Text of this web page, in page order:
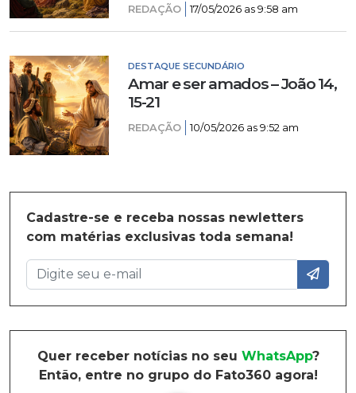
REDAÇÃO 17/05/2026 as 9:58 am
DESTAQUE SECUNDÁRIO
Amar e ser amados – João 14,
15-21
REDAÇÃO 10/05/2026 as 9:52 am
Cadastre-se e receba nossas newletters
com matérias exclusivas toda semana!
Quer receber notícias no seu WhatsApp?
Então, entre no grupo do Fato360 agora!